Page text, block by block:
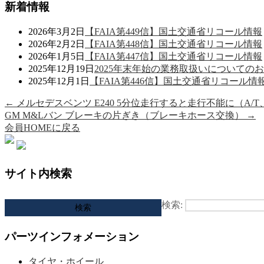
新着情報
2026年3月2日
【FAIA第449信】国土交通省リコール情報
2026年2月2日
【FAIA第448信】国土交通省リコール情報
2026年1月5日
【FAIA第447信】国土交通省リコール情報
2025年12月19日 2025年末年始の業務取扱いについての
2025年12月1日
【FAIA第446信】国土交通省リコール情
←
メルセデスベンツ E240 5分位走行すると走行不能に（A/
GM M&Lバン ブレーキの片ぎき（ブレーキホース交換）
→
会員HOMEに戻る
サイト内検索
検索:
パーツインフォメーション
タイヤ・ホイール